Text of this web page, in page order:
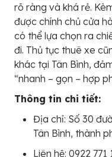
rõ ràng và khá rẻ.
được chính chủ cửa
có thể lựa chọn ra
đi. Thủ tục thuê xe
khác tại Tân Bình,
“nhanh – gọn – hợp
Thông tin chi tiết:
Địa chỉ: Số 30
Tân Bình, thành
Liên hệ: 0922 771